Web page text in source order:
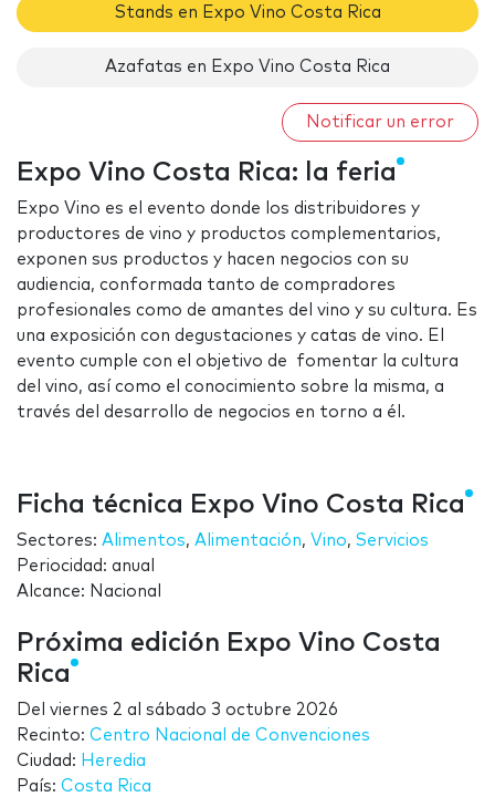
Stands en Expo Vino Costa Rica
Azafatas en Expo Vino Costa Rica
Notificar un error
Expo Vino Costa Rica: la feria
Expo Vino es el evento donde los distribuidores y
productores de vino y productos complementarios,
exponen sus productos y hacen negocios con su
audiencia, conformada tanto de compradores
profesionales como de amantes del vino y su cultura. Es
una exposición con degustaciones y catas de vino. El
evento cumple con el objetivo de fomentar la cultura
del vino, así como el conocimiento sobre la misma, a
través del desarrollo de negocios en torno a él.
Ficha técnica Expo Vino Costa Rica
Sectores: Alimentos, Alimentación, Vino, Servicios
Periocidad: anual
Alcance: Nacional
Próxima edición Expo Vino Costa
Rica
Del viernes 2 al sábado 3 octubre 2026
Recinto: Centro Nacional de Convenciones
Ciudad: Heredia
País: Costa Rica